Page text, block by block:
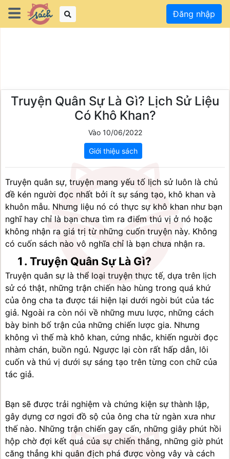
Đăng nhập
Truyện Quân Sự Là Gì? Lịch Sử Liệu
Có Khô Khan?
Vào 10/06/2022
Giới thiệu sách
Truyện quân sự, truyện mang yếu tố lịch sử luôn là chủ
đề kén người đọc nhất bởi ít sự sáng tạo, khô khan và
khuôn mẫu. Nhưng liệu nó có thực sự khô khan như bạn
nghĩ hay chỉ là bạn chưa tìm ra điểm thú vị ở nó hoặc
không nhận ra giá trị từ những cuốn truyện này. Không
có cuốn sách nào vô nghĩa chỉ là bạn chưa nhận ra.
Truyện Quân Sự Là Gì?
Truyện quân sự là thể loại truyện thực tế, dựa trên lịch
sử có thật, những trận chiến hào hùng trong quá khứ
của ông cha ta được tái hiện lại dưới ngòi bút của tác
giả. Ngoài ra còn nói về những mưu lược, những cách
bày binh bố trận của những chiến lược gia. Nhưng
không vì thế mà khô khan, cứng nhắc, khiến người đọc
nhàm chán, buồn ngủ. Ngược lại còn rất hấp dẫn, lôi
cuốn và thú vị dưới sự sáng tạo trên từng con chữ của
tác giả.
Bạn sẽ được trải nghiệm và chứng kiện sự thành lập,
gây dựng cơ ngơi đồ sộ của ông cha từ ngàn xưa như
thế nào. Những trận chiến gay cấn, những giây phút hồi
hộp chờ đợi kết quả của sự chiến thắng, những giờ phút
căng thẳng khi quân địch phá được vòng vây và cách